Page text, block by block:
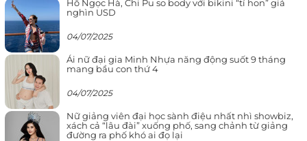
Hồ Ngọc Hà, Chi Pu so body với bikini “tí hon” giá
nghìn USD
04/07/2025
Ái nữ đại gia Minh Nhựa năng động suốt 9 tháng
mang bầu con thứ 4
04/07/2025
Nữ giảng viên đại học sành điệu nhất nhì showbiz,
xách cả “lâu đài” xuống phố, sang chảnh từ giảng
đường ra phố khó ai đọ lại